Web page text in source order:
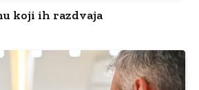
koji ih razdvaja